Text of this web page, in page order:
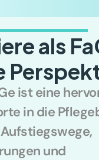
als
ist eine
in die
und